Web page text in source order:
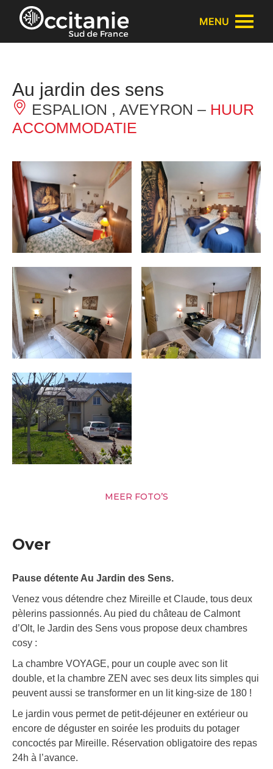
Cookies beheer paneel
MENU
Au jardin des sens
ESPALION , AVEYRON – HUUR
ACCOMMODATIE
MEER FOTO’S
Over
Pause détente Au Jardin des Sens.
Venez vous détendre chez Mireille et Claude, tous deux
pèlerins passionnés. Au pied du château de Calmont
d’Olt, le Jardin des Sens vous propose deux chambres
cosy :
La chambre VOYAGE, pour un couple avec son lit
double, et la chambre ZEN avec ses deux lits simples qui
peuvent aussi se transformer en un lit king-size de 180 !
Le jardin vous permet de petit-déjeuner en extérieur ou
encore de déguster en soirée les produits du potager
concoctés par Mireille. Réservation obligatoire des repas
24h à l’avance.